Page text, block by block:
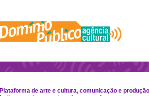
Plataforma de arte e cultura, comunicação e